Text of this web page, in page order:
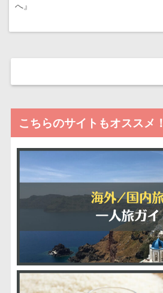
へ』
こちらのサイトもオススメ！